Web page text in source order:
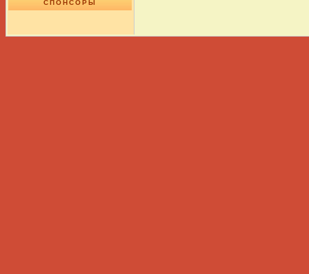
СПОНСОРЫ